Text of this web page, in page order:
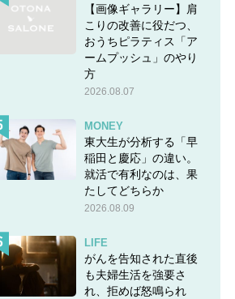
【画像ギャラリー】肩
こりの改善に役だつ、
おうちピラティス「ア
ームプッシュ」のやり
方
2026.08.07
MONEY
東大生が分析する「早
稲田と慶応」の違い。
就活で有利なのは、果
たしてどちらか
2026.08.09
LIFE
がんを告知された直後
も夫婦生活を強要さ
れ、拒めば怒鳴られ